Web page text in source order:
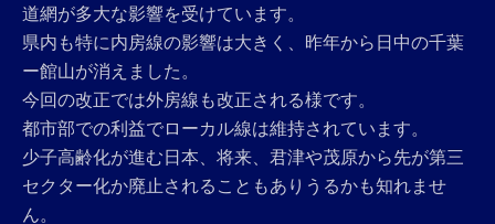
道網が多大な影響を受けています。
県内も特に内房線の影響は大きく、昨年から日中の千葉
ー館山が消えました。
今回の改正では外房線も改正される様です。
都市部での利益でローカル線は維持されています。
少子高齢化が進む日本、将来、君津や茂原から先が第三
セクター化か廃止されることもありうるかも知れませ
ん。